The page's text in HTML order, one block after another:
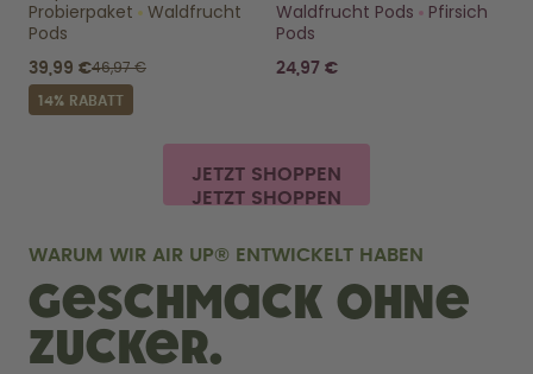
Probierpaket
Waldfrucht
Pods
RABATTIERTER PREIS
39,99 €Originalpreis
46,97 €
14% RABATT
Waldfrucht Pods
Pfirsich
Pods
24,97 €
JETZT SHOPPEN
WARUM WIR AIR UP® ENTWICKELT HABEN
Geschmack ohne
Zucker.